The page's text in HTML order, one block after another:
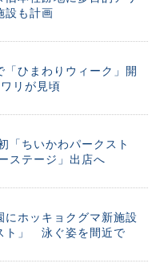
も計画
「ひまわりウィーク」開
リが見頃
「ちいかわパークスト
ステージ」出店へ
にホッキョクグマ新施設
ト」 泳ぐ姿を間近で